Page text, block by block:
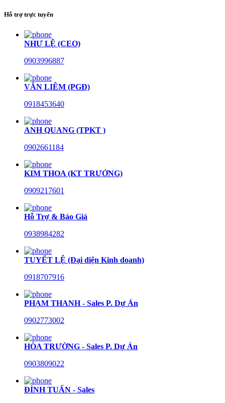
Hỗ trợ trực tuyến
NHƯ LỆ (CEO)
0903996887
VĂN LIÊM (PGĐ)
0918453640
ANH QUANG (TPKT )
0902661184
KIM THOA (KT TRƯỞNG)
0909217601
Hỗ Trợ & Báo Giá
0938984282
TUYẾT LỆ (Đại diện Kinh doanh)
0918707916
PHẠM THANH - Sales P. Dự Án
0902773002
HÒA TRƯỜNG - Sales P. Dự Án
0903809022
ĐÌNH TUẤN - Sales